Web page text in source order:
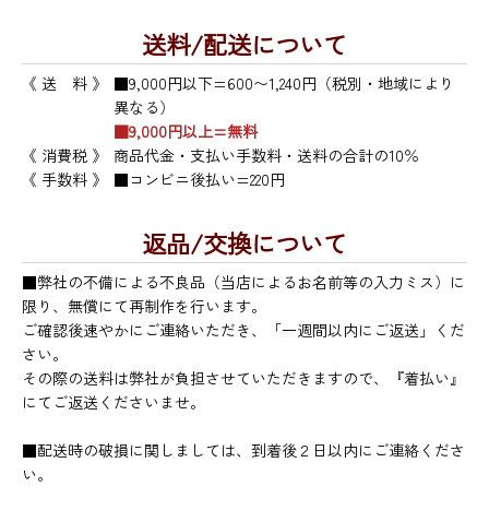
送料/配送について
《 送 料 》
■9,000円以下=600〜1,240円（税別・地域により
異なる）
■9,000円以上=無料
《 消費税 》
商品代金・支払い手数料・送料の合計の10％
《 手数料 》
■コンビニ後払い=220円
返品/交換について
■弊社の不備による不良品（当店によるお名前等の入力ミス）に
限り、無償にて再制作を行います。
ご確認後速やかにご連絡いただき、「一週間以内にご返送」くだ
さい。
その際の送料は弊社が負担させていただきますので、『着払い』
にてご返送くださいませ。
■配送時の破損に関しましては、到着後２日以内にご連絡くださ
い。